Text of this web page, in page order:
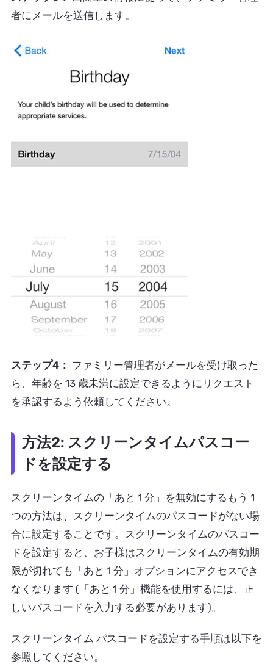
者にメールを送信します。
ステップ4： ファミリー管理者がメールを受け取った
ら、年齢を 13 歳未満に設定できるようにリクエスト
を承認するよう依頼してください。
方法2: スクリーンタイムパスコー
ドを設定する
スクリーンタイムの「あと 1 分」を無効にするもう 1
つの方法は、スクリーンタイムのパスコードがない場
合に設定することです。スクリーンタイムのパスコー
ドを設定すると、お子様はスクリーンタイムの有効期
限が切れても「あと 1 分」オプションにアクセスでき
なくなります (「あと 1 分」機能を使用するには、正
しいパスコードを入力する必要があります)。
スクリーンタイム パスコードを設定する手順は以下を
参照してください。